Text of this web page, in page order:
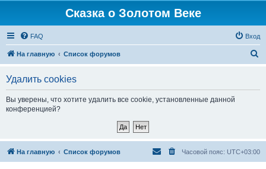
Сказка о Золотом Веке
FAQ Вход
На главную Список форумов
Удалить cookies
Вы уверены, что хотите удалить все cookie, установленные данной
конференцией?
На главную Список форумов Часовой пояс: UTC+03:00